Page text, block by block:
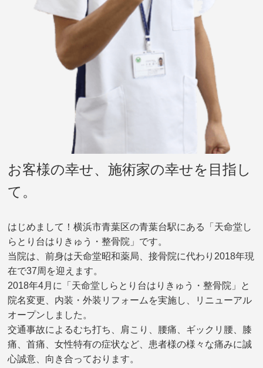
お客様の幸せ、施術家の幸せを目指し
て。
はじめまして！横浜市青葉区の青葉台駅にある「天命堂し
らとり台はりきゅう・整骨院」です。
当院は、前身は天命堂昭和薬局、接骨院に代わり2018年現
在で37周を迎えます。
2018年4月に「天命堂しらとり台はりきゅう・整骨院」と
院名変更、内装・外装リフォームを実施し、リニューアル
オープンしました。
交通事故によるむち打ち、肩こり、腰痛、ギックリ腰、膝
痛、首痛、女性特有の症状など、患者様の様々な痛みに誠
心誠意、向き合っております。